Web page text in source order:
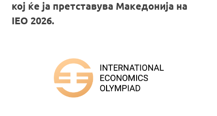
кој ќе ја претставува Македонија на
IEO 2026.